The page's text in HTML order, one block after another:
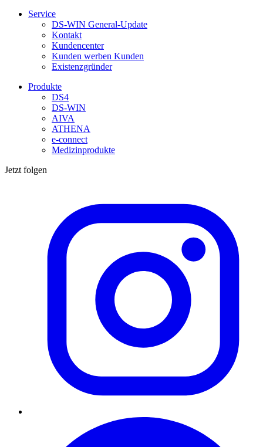
Service
DS-WIN General-Update
Kontakt
Kundencenter
Kunden werben Kunden
Existenzgründer
Produkte
DS4
DS-WIN
AIVA
ATHENA
e-connect
Medizinprodukte
Jetzt folgen